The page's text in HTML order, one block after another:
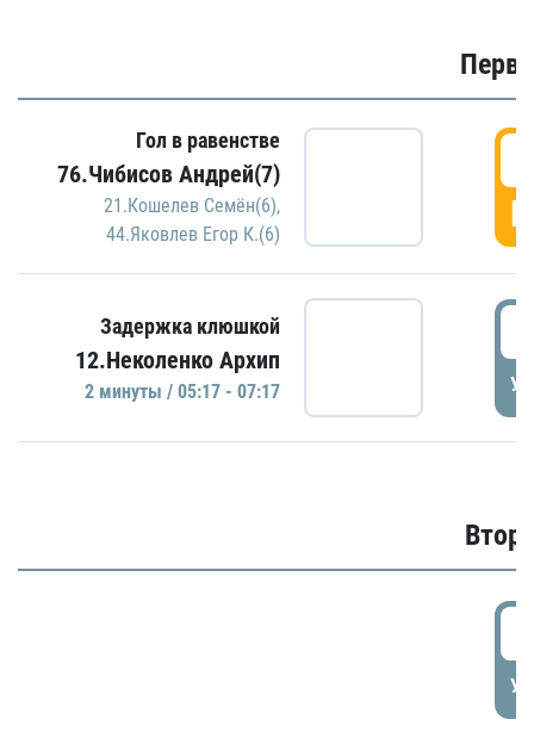
Гол в равенстве
76.Чибисов Андрей(7)
21.Кошелев Семён(6),
44.Яковлев Егор К.(6)
Задержка клюшкой
12.Неколенко Архип
2 минуты / 05:17 - 07:17